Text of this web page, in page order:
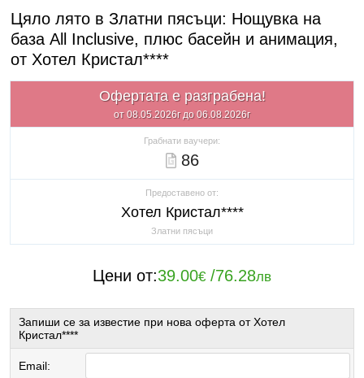
Цяло лято в Златни пясъци: Нощувка на
база All Inclusive, плюс басейн и анимация,
от Хотел Кристал****
Офертата е разграбена!
от 08.05.2026г до 06.08.2026г
Грабнати ваучери:
86
Предоставено от:
Хотел Кристал****
Златни пясъци
Цени от:39.00€ /76.28лв
Запиши се за известие при нова оферта от Хотел
Кристал****
Email: